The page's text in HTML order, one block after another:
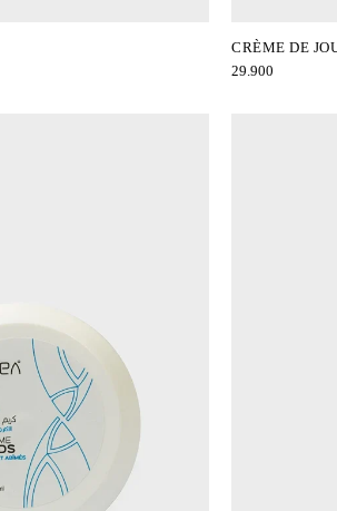
CRÈME DE
29.900